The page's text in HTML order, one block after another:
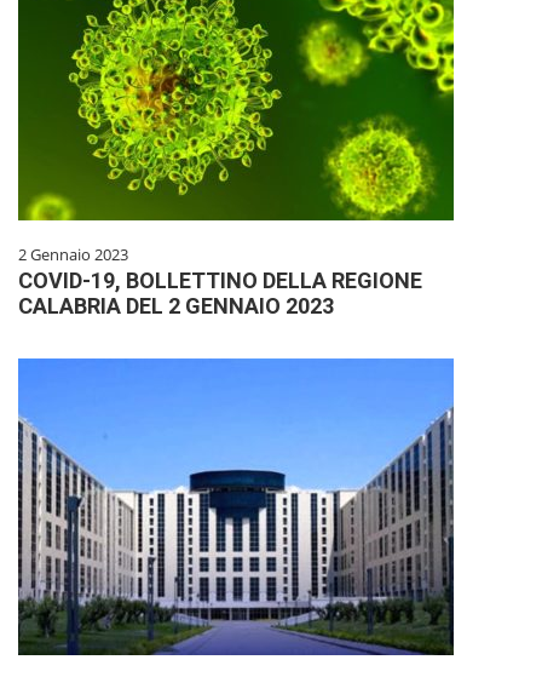
2 Gennaio 2023
COVID-19, BOLLETTINO DELLA REGIONE
CALABRIA DEL 2 GENNAIO 2023